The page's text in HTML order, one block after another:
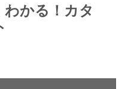
かる！カタ